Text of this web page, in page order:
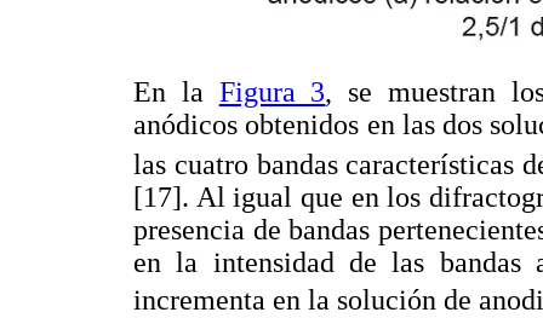
En la Figura 3, se muestran
anódicos obtenidos en las dos
las cuatro bandas características
[17]. Al igual que en los
presencia de bandas
en la intensidad de las
incrementa en la solución de